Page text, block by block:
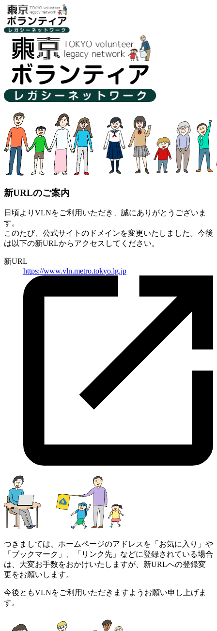
新URLのご案内
日頃よりVLNをご利用いただき、誠にありがとうございま
す。
このたび、公式サイトのドメインを変更いたしました。 今後
は以下の新URLからアクセスしてください。
新URL
https://www.vln.metro.tokyo.lg.jp
つきましては、ホームページのアドレスを「お気に入り」や
「ブックマーク」、「リンク先」などに登録されている場合
は、大変お手数をおかけいたしますが、新URLへの登録変
更をお願いします。
今後ともVLNをご利用いただきますようお願い申し上げま
す。